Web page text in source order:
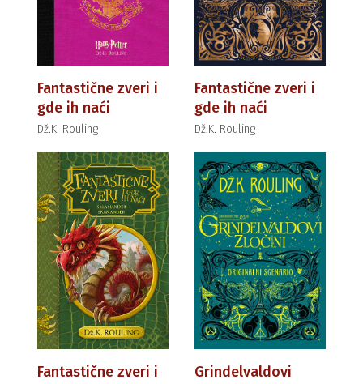
Fantastične zveri i
gde ih naći
Dž.K. Rouling
Fantastične zveri i
gde ih naći
Dž.K. Rouling
Fantastične zveri i
Grindelvaldovi